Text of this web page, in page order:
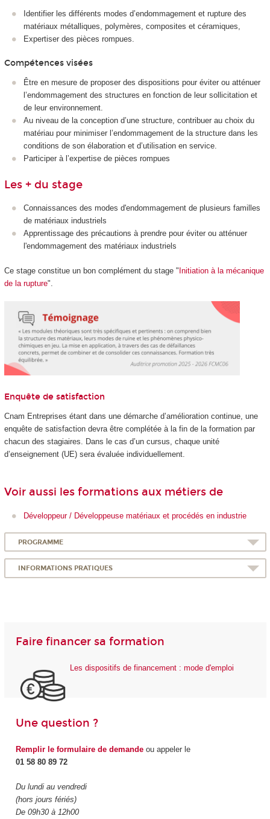
Identifier les différents modes d’endommagement et rupture des
matériaux métalliques, polymères, composites et céramiques,
Expertiser des pièces rompues.
Compétences visées
Être en mesure de proposer des dispositions pour éviter ou atténuer
l’endommagement des structures en fonction de leur sollicitation et
de leur environnement.
Au niveau de la conception d’une structure, contribuer au choix du
matériau pour minimiser l’endommagement de la structure dans les
conditions de son élaboration et d’utilisation en service.
Participer à l’expertise de pièces rompues
Les + du stage
Connaissances des modes d'endommagement de plusieurs familles
de matériaux industriels
Apprentissage des précautions à prendre pour éviter ou atténuer
l'endommagement des matériaux industriels
Ce stage constitue un bon complément du stage "Initiation à la mécanique
de la rupture".
Enquête de satisfaction
Cnam Entreprises étant dans une démarche d’amélioration continue, une
enquête de satisfaction devra être complétée à la fin de la formation par
chacun des stagiaires. Dans le cas d’un cursus, chaque unité
d’enseignement (UE) sera évaluée individuellement.
Voir aussi les formations aux métiers de
Développeur / Développeuse matériaux et procédés en industrie
PROGRAMME
INFORMATIONS PRATIQUES
Faire financer sa formation
Les dispositifs de financement : mode d'emploi
Une question ?
Remplir le formulaire de demandeou appeler le
01 58 80 89 72
Du lundi au vendredi
(hors jours fériés)
De 09h30 à 12h00